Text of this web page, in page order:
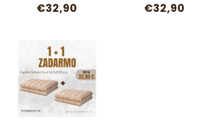
€32,90 €32,90